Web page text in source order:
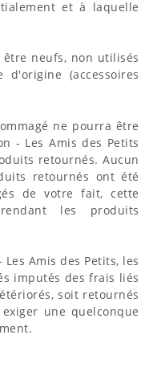
et à laquelle
être neufs, non utilisés
(accessoires
ne pourra être
- Les Amis des Petits
retournés. Aucun
retournés ont été
de votre fait, cette
les produits
Amis des Petits, les
imputés des frais liés
soit retournés
une quelconque